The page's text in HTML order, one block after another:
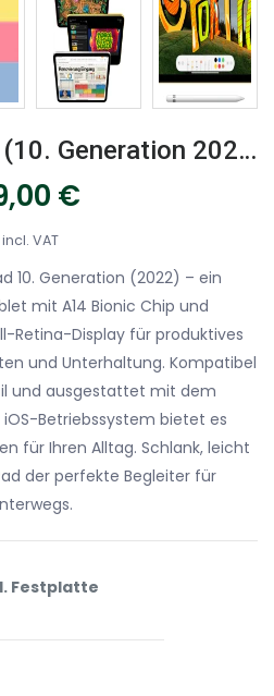
Apple IPad Wi-Fi (10. Generation 2022), Tablet, 10,9 Zoll
€
incl. VAT
10. Generation (2022) – ein
mit A14 Bionic Chip und
Retina-Display für produktives
und Unterhaltung. Kompatibel
und ausgestattet mit dem
Betriebssystem bietet es
für Ihren Alltag. Schlank, leicht
der perfekte Begleiter für
Festplatte